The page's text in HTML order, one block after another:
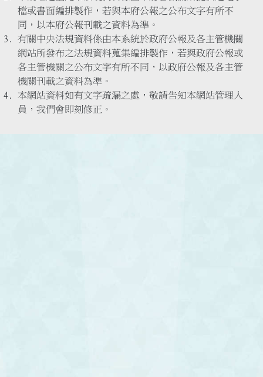
檔或書面編排製作，若與本府公報之公布文字有所不
同，以本府公報刊載之資料為準。
有關中央法規資料係由本系統於政府公報及各主管機關
網站所發布之法規資料蒐集編排製作，若與政府公報或
各主管機關之公布文字有所不同，以政府公報及各主管
機關刊載之資料為準。
本網站資料如有文字疏漏之處，敬請告知本網站管理人
員，我們會即刻修正。